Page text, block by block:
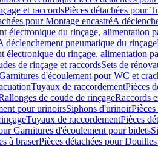
et raccordsPièces détachées pour
pour Montage encastréA
électronique du rinçage, alimentation
déclenchement pneumatique du rinçage
électronique du rinçage, alimentation
de rinçage et raccordsSets de
d'écoulement pour WC et
Tuyaux de raccordementPièces
de coude de rinçageRaccords
pour urinoirsSiphons d'urinoir
Tuyaux de raccordementPièces
Garnitures d'écoulement pour bidets
à braserPièces détachées pour